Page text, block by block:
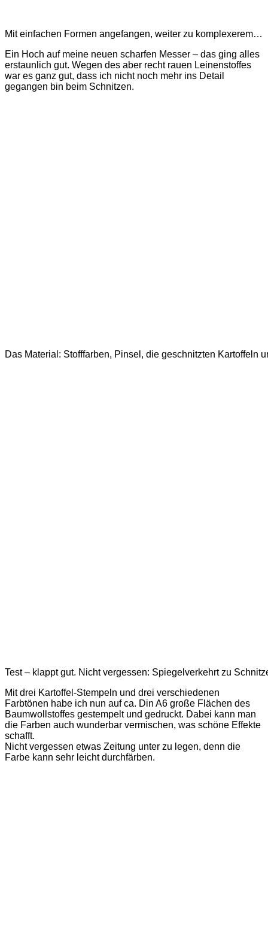
Mit einfachen Formen angefangen, weiter zu komplexerem…
Ein Hoch auf meine neuen scharfen Messer – das ging alles
erstaunlich gut. Wegen des aber recht rauen Leinenstoffes
war es ganz gut, dass ich nicht noch mehr ins Detail
gegangen bin beim Schnitzen.
Das Material: Stofffarben, Pinsel, die geschnitzten Kartoffeln
Test – klappt gut. Nicht vergessen: Spiegelverkehrt zu
Mit drei Kartoffel-Stempeln und drei verschiedenen
Farbtönen habe ich nun auf ca. Din A6 große Flächen des
Baumwollstoffes gestempelt und gedruckt. Dabei kann man
die Farben auch wunderbar vermischen, was schöne Effekte
schafft.
Nicht vergessen etwas Zeitung unter zu legen, denn die
Farbe kann sehr leicht durchfärben.